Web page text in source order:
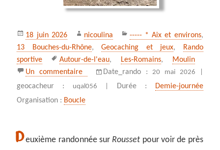
Publié
le
18 juin 2026 Auteur
nicoulina Catégories
----- * Aix et environs,
13 Bouches-du-Rhône,Geocaching et jeux,
Rando
sportive
Mots-
clés
Autour-de-l'eau, Les‑Romains,
Moulin
Un commentaire
sur De l’Arc au moulin sur la crête de
Date_rando :20 mai 2026 |
geocacheur : uqal056 | Durée :
Demie-journée
Organisation : Boucle
Deuxième randonnée sur Rousset pour voir de près